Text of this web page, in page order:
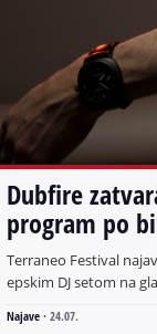
Dubfire
program po
Terraneo Festival
epskim DJ setom na
Najave · 24.07.